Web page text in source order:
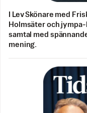
I Lev Skönare med
Holmsäter och
samtal med
mening.